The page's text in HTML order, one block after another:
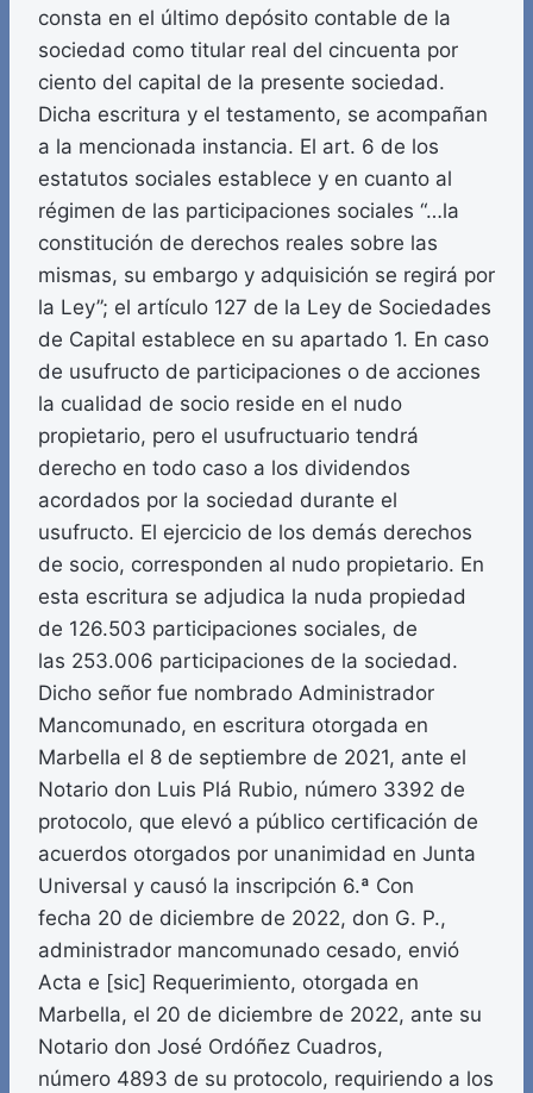
consta en el último depósito contable de la
sociedad como titular real del cincuenta por
ciento del capital de la presente sociedad.
Dicha escritura y el testamento, se acompañan
a la mencionada instancia. El art. 6 de los
estatutos sociales establece y en cuanto al
régimen de las participaciones sociales “…la
constitución de derechos reales sobre las
mismas, su embargo y adquisición se regirá por
la Ley”; el artículo 127 de la Ley de Sociedades
de Capital establece en su apartado 1. En caso
de usufructo de participaciones o de acciones
la cualidad de socio reside en el nudo
propietario, pero el usufructuario tendrá
derecho en todo caso a los dividendos
acordados por la sociedad durante el
usufructo. El ejercicio de los demás derechos
de socio, corresponden al nudo propietario. En
esta escritura se adjudica la nuda propiedad
de 126.503 participaciones sociales, de
las 253.006 participaciones de la sociedad.
Dicho señor fue nombrado Administrador
Mancomunado, en escritura otorgada en
Marbella el 8 de septiembre de 2021, ante el
Notario don Luis Plá Rubio, número 3392 de
protocolo, que elevó a público certificación de
acuerdos otorgados por unanimidad en Junta
Universal y causó la inscripción 6.ª Con
fecha 20 de diciembre de 2022, don G. P.,
administrador mancomunado cesado, envió
Acta e [sic] Requerimiento, otorgada en
Marbella, el 20 de diciembre de 2022, ante su
Notario don José Ordóñez Cuadros,
número 4893 de su protocolo, requiriendo a los